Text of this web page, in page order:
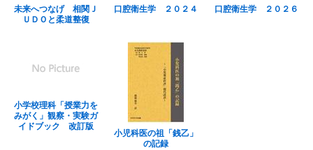
未来へつなげ 相関Ｊ
ＵＤＯと柔道整復
口腔衛生学 ２０２４ 口腔衛生学 ２０２６
小学校理科「授業力を
みがく」観察・実験ガ
イドブック 改訂版
小児科医の祖「銭乙」
の記録